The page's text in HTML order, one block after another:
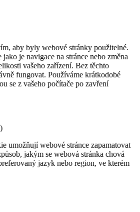
aby byly webové stránky použitelné.
je navigace na stránce nebo změna
vašeho zařízení. Bez těchto
fungovat. Používáme krátkodobé
se z vašeho počítače po zavření
umožňují webové stránce zapamatovat
jakým se webová stránka chová
jazyk nebo region, ve kterém